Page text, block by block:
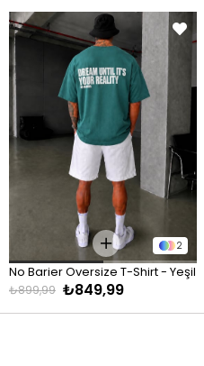
60 - 65 kg
70 - 75 kg
80 - 89 kg
90 - 110 kg
60 - 65 kg
66 - 71 kg
72 - 77 kg
78 - 82 kg
2
No Barier Oversize T-Shirt - Yeşil
₺849,99
₺899,99